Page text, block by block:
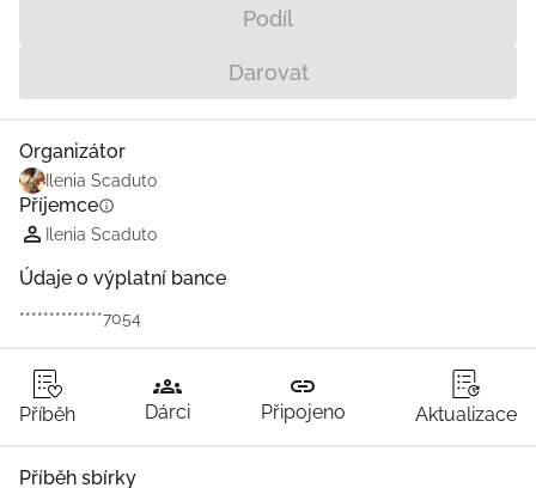
Podíl
Darovat
Organizátor
Ilenia Scaduto
Příjemceinfo
Ilenia Scaduto
Údaje o výplatní bance
**************7054
Příběh
groups
Dárci
link
Připojeno Aktualizace
Příběh sbírky